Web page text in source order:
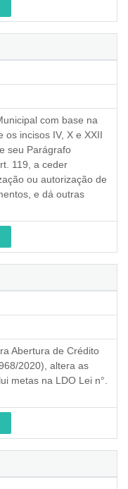
com base na
os incisos IV, X e XXII
seu Parágrafo
119, a ceder
ou autorização de
e dá outras
Abertura de Crédito
2020), altera as
metas na LDO Lei n°.